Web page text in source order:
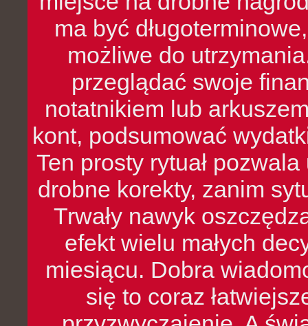
ma być
możliwe do
przeglądać swoje
notatnikiem lub
kont, podsumować
Ten prosty rytuał
drobne korekty, zanim
Trwały nawyk
efekt wielu małych
miesiącu. Dobra
się to coraz